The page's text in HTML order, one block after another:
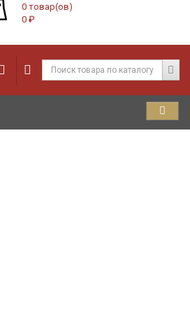
0 товар(ов)
0 ₽